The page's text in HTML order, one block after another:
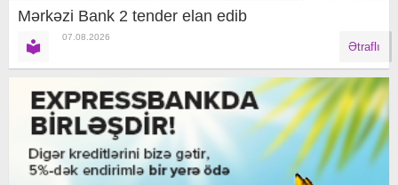
Mərkəzi Bank 2 tender elan edib
07.08.2026
Ətraflı